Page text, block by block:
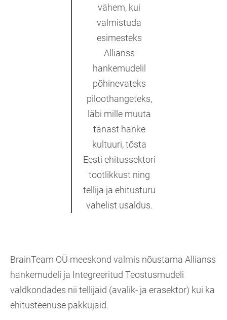
vähem, kui
valmistuda
esimesteks
Allianss
hankemudelil
põhinevateks
piloothangeteks,
läbi mille muuta
tänast hanke
kultuuri, tõsta
Eesti ehitussektori
tootlikkust ning
tellija ja ehitusturu
vahelist usaldus.
BrainTeam OÜ meeskond valmis nõustama Allianss
hankemudeli ja Integreeritud Teostusmudeli
valdkondades nii tellijaid (avalik- ja erasektor) kui ka
ehitusteenuse pakkujaid.